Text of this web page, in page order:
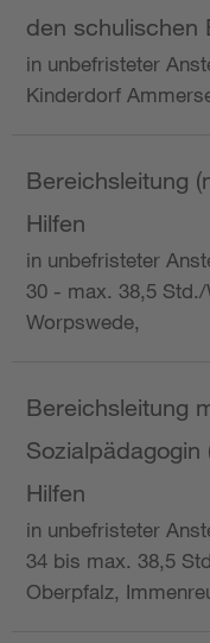
den schulischen
in unbefristeter
Kinderdorf
Bereichsleitung
Hilfen
in unbefristeter
30 - max. 38,5
Worpswede,
Bereichsleitung
Hilfen
in unbefristeter
34 bis max. 38,5
Oberpfalz,